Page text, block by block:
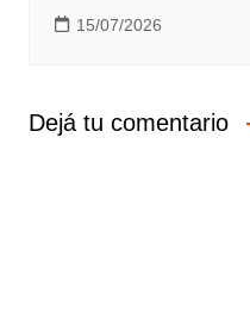
15/07/2026
Dejá tu comentario